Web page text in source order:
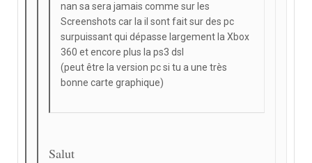
nan sa sera jamais comme sur les
Screenshots car la il sont fait sur des pc
surpuissant qui dépasse largement la Xbox
360 et encore plus la ps3 dsl
(peut être la version pc si tu a une très
bonne carte graphique)
Salut